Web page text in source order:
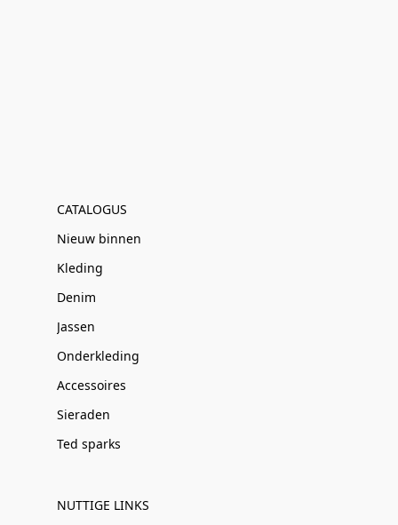
CATALOGUS
Nieuw binnen
Kleding
Denim
Jassen
Onderkleding
Accessoires
Sieraden
Ted sparks
NUTTIGE LINKS